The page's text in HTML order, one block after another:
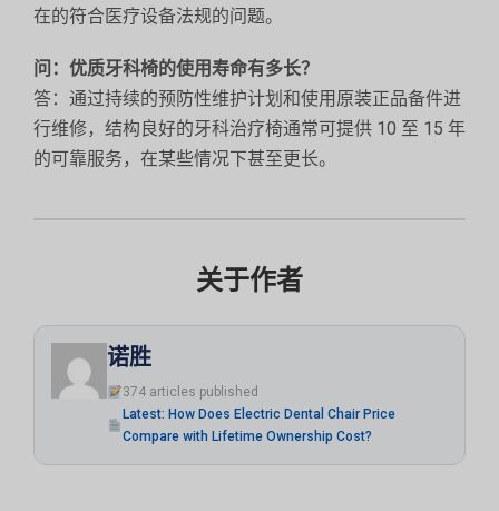
在的符合医疗设备法规的问题。
问：优质牙科椅的使用寿命有多长？
答：通过持续的预防性维护计划和使用原装正品备件进
行维修，结构良好的牙科治疗椅通常可提供 10 至 15 年
的可靠服务，在某些情况下甚至更长。
关于作者
诺胜
374 articles published
Latest: How Does Electric Dental Chair Price
Compare with Lifetime Ownership Cost?